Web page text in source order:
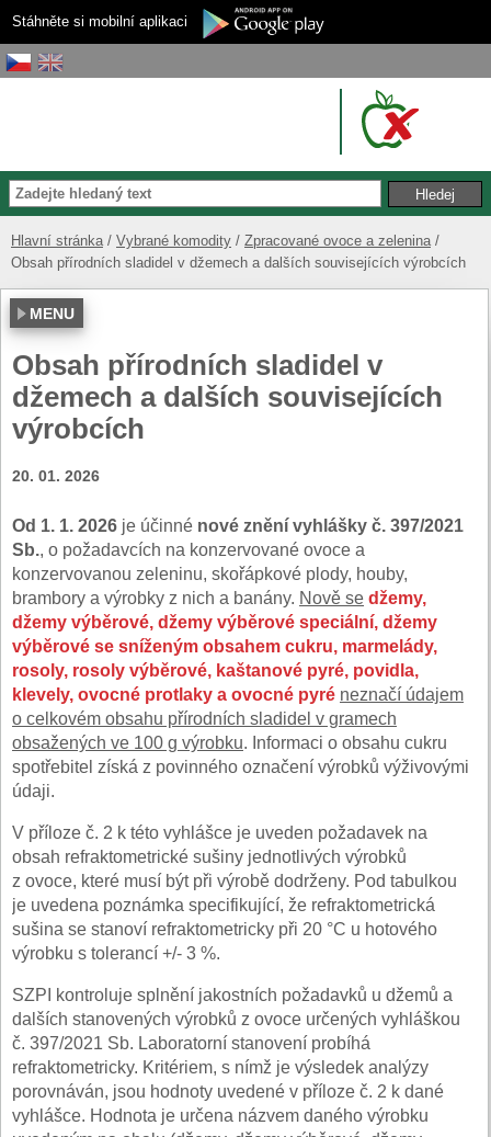
Stáhněte si mobilní aplikaci
Hlavní stránka Vybrané komodity
Zpracované ovoce a zelenina
Obsah přírodních sladidel v džemech a dalších souvisejících výrobcích
MENU
Obsah přírodních sladidel v
džemech a dalších souvisejících
výrobcích
20. 01. 2026
Od 1. 1. 2026 je účinné nové znění vyhlášky č. 397/2021
Sb., o požadavcích na konzervované ovoce a
konzervovanou zeleninu, skořápkové plody, houby,
brambory a výrobky z nich a banány. Nově se džemy,
džemy výběrové, džemy výběrové speciální, džemy
výběrové se sníženým obsahem cukru, marmelády,
rosoly, rosoly výběrové, kaštanové pyré, povidla,
klevely, ovocné protlaky a ovocné pyré neznačí údajem
o celkovém obsahu přírodních sladidel v gramech
obsažených ve 100 g výrobku. Informaci o obsahu cukru
spotřebitel získá z povinného označení výrobků výživovými
údaji.
V příloze č. 2 k této vyhlášce je uveden požadavek na
obsah refraktometrické sušiny jednotlivých výrobků
z ovoce, které musí být při výrobě dodrženy. Pod tabulkou
je uvedena poznámka specifikující, že refraktometrická
sušina se stanoví refraktometricky při 20 °C u hotového
výrobku s tolerancí +/- 3 %.
SZPI kontroluje splnění jakostních požadavků u džemů a
dalších stanovených výrobků z ovoce určených vyhláškou
č. 397/2021 Sb. Laboratorní stanovení probíhá
refraktometricky. Kritériem, s nímž je výsledek analýzy
porovnáván, jsou hodnoty uvedené v příloze č. 2 k dané
vyhlášce. Hodnota je určena názvem daného výrobku